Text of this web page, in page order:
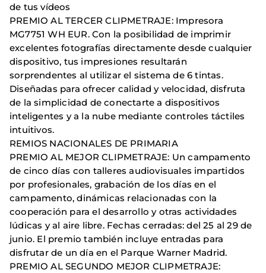
de tus vídeos
PREMIO AL TERCER CLIPMETRAJE: Impresora
MG7751 WH EUR. Con la posibilidad de imprimir
excelentes fotografías directamente desde cualquier
dispositivo, tus impresiones resultarán
sorprendentes al utilizar el sistema de 6 tintas.
Diseñadas para ofrecer calidad y velocidad, disfruta
de la simplicidad de conectarte a dispositivos
inteligentes y a la nube mediante controles táctiles
intuitivos.
REMIOS NACIONALES DE PRIMARIA
PREMIO AL MEJOR CLIPMETRAJE: Un campamento
de cinco días con talleres audiovisuales impartidos
por profesionales, grabación de los días en el
campamento, dinámicas relacionadas con la
cooperación para el desarrollo y otras actividades
lúdicas y al aire libre. Fechas cerradas: del 25 al 29 de
junio. El premio también incluye entradas para
disfrutar de un día en el Parque Warner Madrid.
PREMIO AL SEGUNDO MEJOR CLIPMETRAJE: